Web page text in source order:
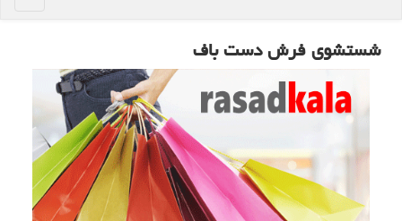
شستشوی فرش دست باف